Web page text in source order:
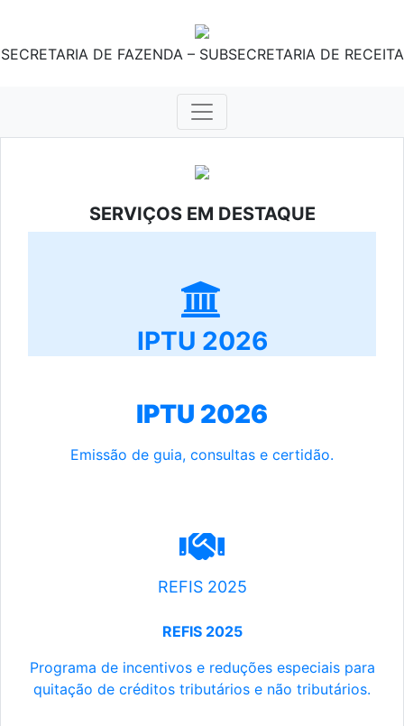
SECRETARIA DE FAZENDA – SUBSECRETARIA DE RECEITA
SERVIÇOS EM DESTAQUE
IPTU 2026
IPTU 2026
Emissão de guia, consultas e certidão.
REFIS 2025
REFIS 2025
Programa de incentivos e reduções especiais para
quitação de créditos tributários e não tributários.